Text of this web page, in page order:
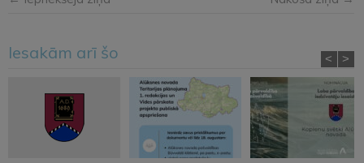
Iesakām arī šo < >